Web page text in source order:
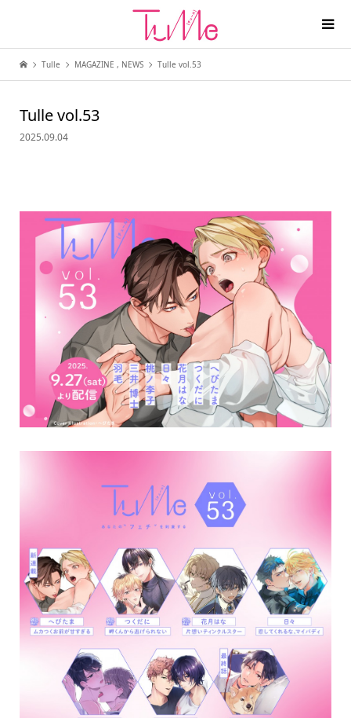
Tulle MAGAZINE , NEWS Tulle vol.53
Tulle vol.53
2025.09.04